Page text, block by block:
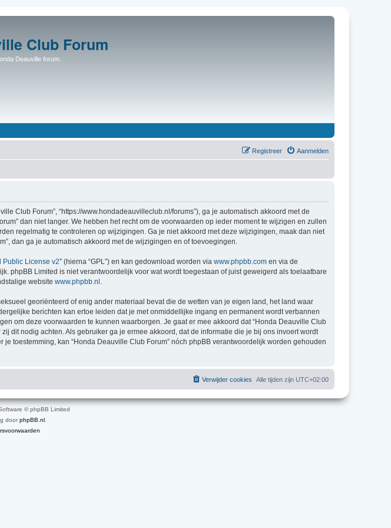
Club Forum
Deauville forum.
Aanmelden
Registreer
Club Forum”, “https://www.hondadeauvilleclub.nl/forums”), ga je automatisch akkoord met de
dan niet langer. We hebben het recht om de voorwaarden op ieder moment te wijzigen en zullen
regelmatig te controleren op wijzigingen. Ga je niet akkoord met deze wijzigingen, maak dan niet
dan ga je automatisch akkoord met de wijzigingen en of toevoegingen.
Public License v2” (hierna “GPL”) en kan gedownload worden via www.phpbb.com en via de
phpBB Limited is niet verantwoordelijk voor wat wordt toegestaan of juist geweigerd als toelaatbare
website www.phpbb.nl .
georiënteerd of enig ander materiaal bevat die de wetten van je eigen land, het land waar
berichten kan ertoe leiden dat je met onmiddellijke ingang en permanent wordt verbannen
om deze voorwaarden te kunnen waarborgen. Je gaat er mee akkoord dat “Honda Deauville Club
dit nodig achten. Als gebruiker ga je ermee akkoord, dat de informatie die je bij ons invoert wordt
toestemming, kan “Honda Deauville Club Forum” nóch phpBB verantwoordelijk worden gehouden
Alle tijden zijn UTC+02:00
Verwijder cookies
© phpBB Limited
doorphpBB.nl